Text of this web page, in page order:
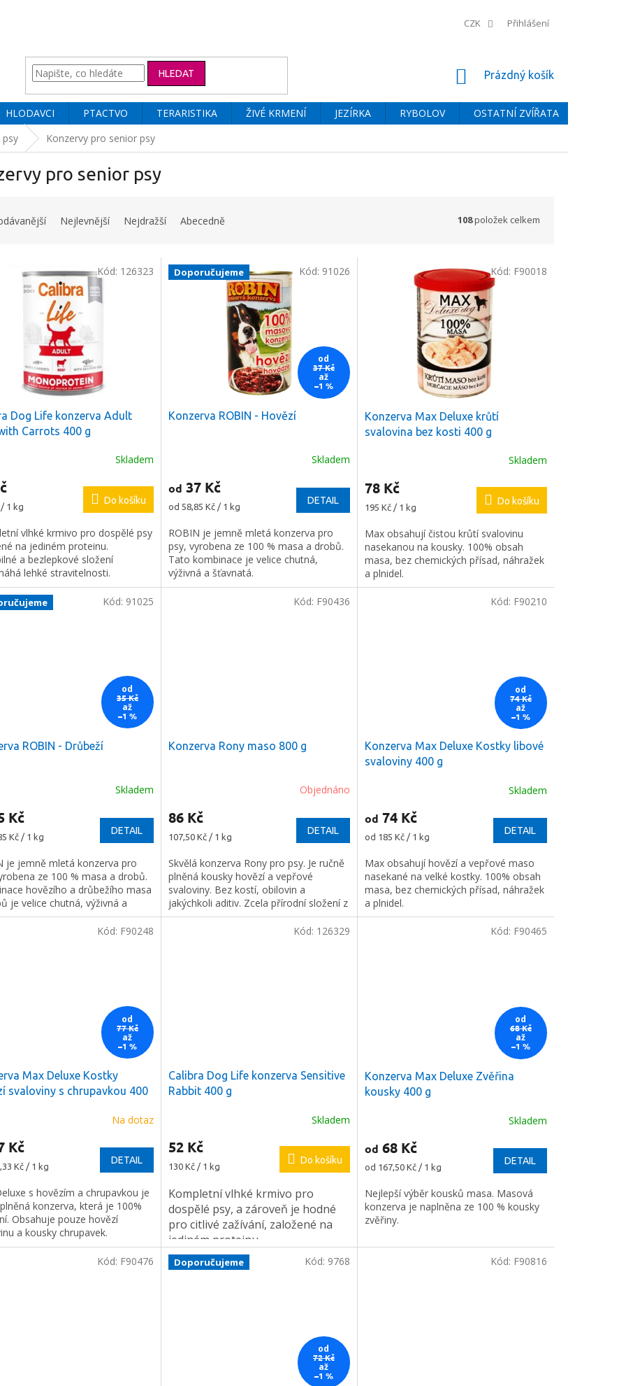
CZK Přihlášení
HLEDAT
NÁKUPNÍ
Prázdný košík
HLODAVCI PTACTVO TERARISTIKA ŽIVÉ KRMENÍ JEZÍRKA RYBOLOV OSTATNÍ ZVÍŘATA
psy Konzervy pro senior psy
pro senior psy
Nejlevnější Nejdražší Abecedně 108položek celkem
Dog Life konzerva Adult
Carrots 400 g
Skladem
/ 1 kg
Do košíku
vlhké krmivo pro dospělé psy
na jediném proteinu.
a bezlepkové složení
lehké stravitelnosti.
Kód: 126323 Doporučujeme
od
37 Kč
až
–1 %
Konzerva ROBIN - Hovězí
produktu
5,0
z
5
hvězdiček.
Skladem
od 37 Kč
Měrná
od 58,85 Kč / 1 kg
DETAIL
ROBIN je jemně mletá konzerva pro
psy, vyrobena ze 100 % masa a drobů.
Tato kombinace je velice chutná,
výživná a šťavnatá.
Kód: 91026
Konzerva Max Deluxe krůtí
svalovina bez kosti 400 g
Skladem
78 Kč
Měrná
195 Kč / 1 kg
Do košíku
Max obsahují čistou krůtí svalovinu
nasekanou na kousky. 100% obsah
masa, bez chemických přísad, náhražek
a plnidel.
Kód: F90018
od
35 Kč
až
–1 %
ROBIN - Drůbeží
Skladem
Kč
Kč / 1 kg
DETAIL
je jemně mletá konzerva pro
ze 100 % masa a drobů.
hovězího a drůbežího masa
je velice chutná, výživná a
Kód: 91025
Konzerva Rony maso 800 g
Objednáno
86 Kč
Měrná
107,50 Kč / 1 kg
DETAIL
Skvělá konzerva Rony pro psy. Je ručně
plněná kousky hovězí a vepřové
svaloviny. Bez kostí, obilovin a
jakýchkoli aditiv. Zcela přírodní složení z
prvotřídního masa a jeho vývaru.
Kód: F90436
od
74 Kč
až
–1 %
Konzerva Max Deluxe Kostky libové
svaloviny 400 g
Skladem
od 74 Kč
Měrná
od 185 Kč / 1 kg
DETAIL
Max obsahují hovězí a vepřové maso
nasekané na velké kostky. 100% obsah
masa, bez chemických přísad, náhražek
a plnidel.
Kód: F90210
od
77 Kč
až
–1 %
Max Deluxe Kostky
svaloviny s chrupavkou 400
Na dotaz
Kč
Kč / 1 kg
DETAIL
s hovězím a chrupavkou je
konzerva, která je 100%
Obsahuje pouze hovězí
a kousky chrupavek.
Kód: F90248
Calibra Dog Life konzerva Sensitive
Rabbit 400 g
Skladem
52 Kč
Měrná
130 Kč / 1 kg
Do košíku
Kompletní vlhké krmivo pro
dospělé psy, a zároveň je hodné
pro citlivé zažívání, založené na
jediném proteinu.
Kód: 126329
od
68 Kč
až
–1 %
Konzerva Max Deluxe Zvěřina
kousky 400 g
Skladem
od 68 Kč
Měrná
od 167,50 Kč / 1 kg
DETAIL
Nejlepší výběr kousků masa. Masová
konzerva je naplněna ze 100 % kousky
zvěřiny.
Kód: F90465
Kód: F90476 Doporučujeme
od
72 Kč
až
–1 %
Kód: 9768 Kód: F90816